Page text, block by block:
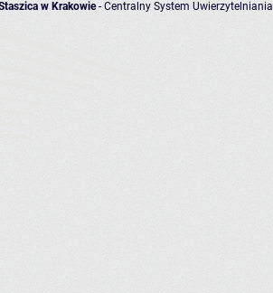
w Krakowie- Centralny System Uwierzytelniania